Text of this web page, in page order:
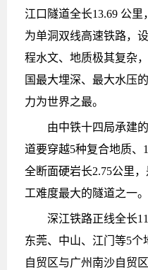
江口隧道全长13.69 公里
为单洞双线高速铁路，
程水文、地质极其复杂
国最大埋深、最大水压
力为世界之最。
由中铁十四局承建
道要穿越5种复合地质、
全断面硬岩长2.75公里
工难度最大的隧道之一。
深江铁路正线全长
东莞、中山、江门等5
自贸区与广州南沙自贸